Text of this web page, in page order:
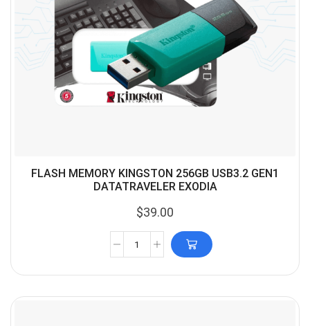
FLASH MEMORY KINGSTON 256GB USB3.2 GEN1
DATATRAVELER EXODIA
$39.00